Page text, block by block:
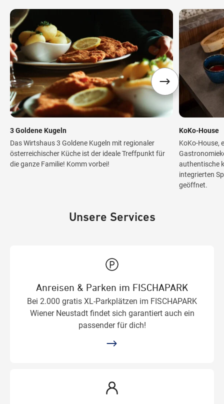
3 Goldene Kugeln
Das Wirtshaus 3 Goldene Kugeln mit regionaler
österreichischer Küche ist der ideale Treffpunkt für
die ganze Familie! Komm vorbei!
KoKo-House
KoKo-House,
authentische
integrierten
geöffnet.
Unsere Services
Anreisen & Parken im FISCHAPARK
Bei 2.000 gratis XL-Parkplätzen im FISCHAPARK
Wiener Neustadt findet sich garantiert auch ein
passender für dich!